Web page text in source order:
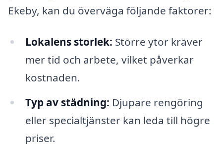
Ekeby, kan du överväga följande faktorer:
Lokalens storlek: Större ytor kräver
mer tid och arbete, vilket påverkar
kostnaden.
Typ av städning: Djupare rengöring
eller specialtjänster kan leda till högre
priser.